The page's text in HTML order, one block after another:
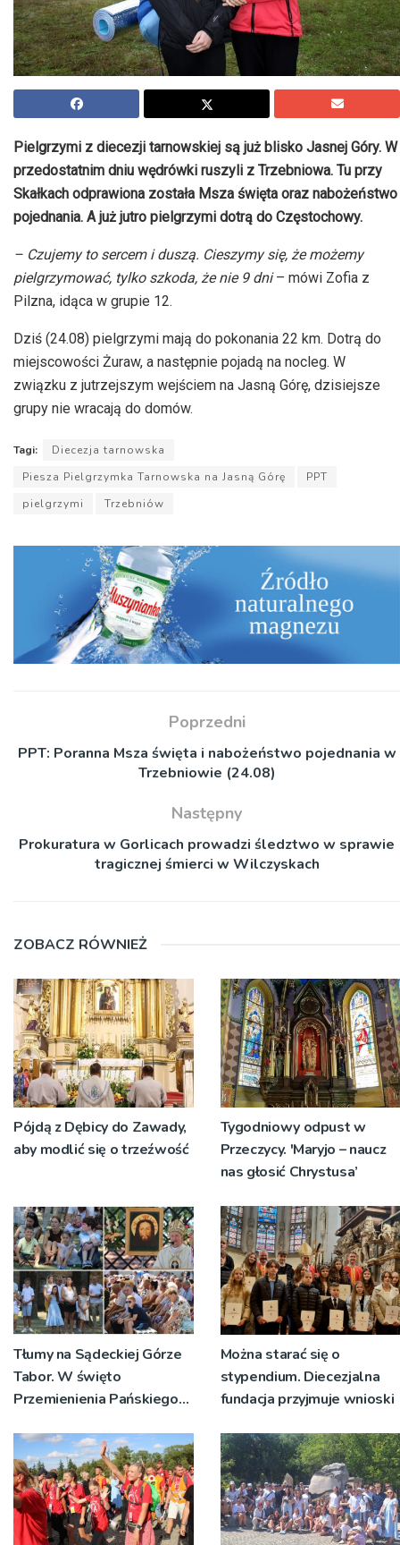
Pielgrzymi z diecezji tarnowskiej są już blisko Jasnej Góry. W
przedostatnim dniu wędrówki ruszyli z Trzebniowa. Tu przy
Skałkach odprawiona została Msza święta oraz nabożeństwo
pojednania. A już jutro pielgrzymi dotrą do Częstochowy.
– Czujemy to sercem i duszą. Cieszymy się, że możemy
pielgrzymować, tylko szkoda, że nie 9 dni– mówi Zofia z
Pilzna, idąca w grupie 12.
Dziś (24.08) pielgrzymi mają do pokonania 22 km. Dotrą do
miejscowości Żuraw, a następnie pojadą na nocleg. W
związku z jutrzejszym wejściem na Jasną Górę, dzisiejsze
grupy nie wracają do domów.
Tagi:
Diecezja tarnowska
Piesza Pielgrzymka Tarnowska na Jasną Górę
PPT
pielgrzymi
Trzebniów
Poprzedni
PPT: Poranna Msza święta i nabożeństwo pojednania w
Trzebniowie (24.08)
Następny
Prokuratura w Gorlicach prowadzi śledztwo w sprawie
tragicznej śmierci w Wilczyskach
ZOBACZ RÓWNIEŻ
Pójdą z Dębicy do Zawady,
aby modlić się o trzeźwość
Tygodniowy odpust w
Przeczycy. 'Maryjo – naucz
nas głosić Chrystusa’
Tłumy na Sądeckiej Górze
Tabor. W święto
Przemienienia Pańskiego
znaczeniu Sakramentów
[ZDJĘCIA]
Można starać się o
stypendium. Diecezjalna
fundacja przyjmuje wnioski